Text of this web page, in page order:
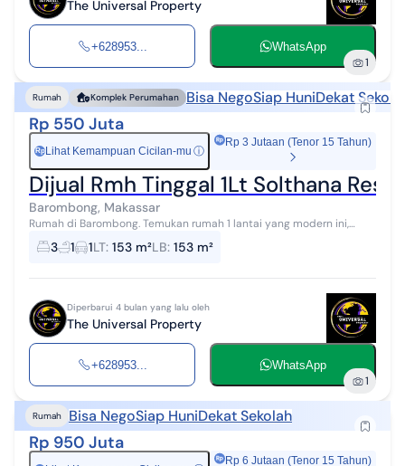
The Universal Property
+628953... WhatsApp
1
Rumah Komplek Perumahan Bisa NegoSiap HuniDekat
Rp 550 Juta
Rp Lihat Kemampuan Cicilan-mu ⓘ
Rp 3 Jutaan (Tenor 15 Tahun)
Dijual Rmh Tinggal 1Lt Solthana
Barombong, Makassar
Rumah di Barombong. Temukan rumah 1 lantai yang modern ini,
dijual dengan pemandangan indah yang menambah nilai estetika
di lingkungan hunian. Ru...
3 1 1LT: 153 m²LB: 153 m²
Diperbarui 4 bulan yang lalu oleh
The Universal Property
+628953... WhatsApp
1
Rumah Bisa NegoSiap HuniDekat Sekolah
Rp 950 Juta
Rp 6 Jutaan (Tenor 15 Tahun)